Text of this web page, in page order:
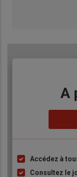
A
Liste
à
Accédez à
Consultez le